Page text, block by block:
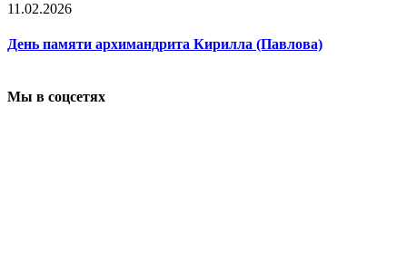
11.02.2026
День памяти архимандрита Кирилла (Павлова)
Мы в соцсетях